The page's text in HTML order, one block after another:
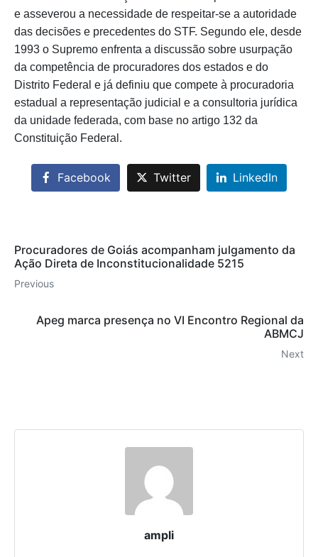
e asseverou a necessidade de respeitar-se a autoridade
das decisões e precedentes do STF. Segundo ele, desde
1993 o Supremo enfrenta a discussão sobre usurpação
da competência de procuradores dos estados e do
Distrito Federal e já definiu que compete à procuradoria
estadual a representação judicial e a consultoria jurídica
da unidade federada, com base no artigo 132 da
Constituição Federal.
Facebook Twitter LinkedIn
Procuradores de Goiás acompanham julgamento da
Ação Direta de Inconstitucionalidade 5215
Previous
Apeg marca presença no VI Encontro Regional da
ABMCJ
Next
ampli